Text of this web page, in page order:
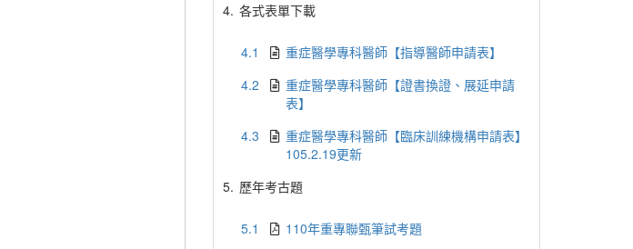
4. 各式表單下載
4.1
重症醫學專科醫師【指導醫師申請表】
4.2
重症醫學專科醫師【證書換證、展延申請
表】
4.3
重症醫學專科醫師【臨床訓練機構申請表】
105.2.19更新
5. 歷年考古題
5.1
110年重專聯甄筆試考題